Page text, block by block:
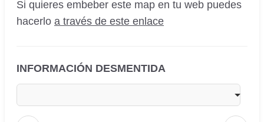
Si quieres embeber este map en tu web puedes
hacerlo a través de este enlace
INFORMACIÓN DESMENTIDA